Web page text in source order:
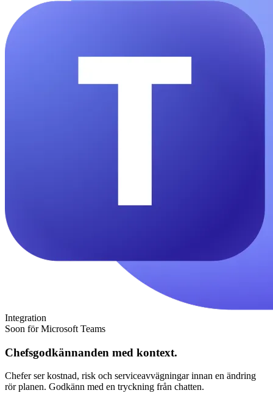
Integration
Soon för Microsoft Teams
Chefsgodkännanden med kontext.
Chefer ser kostnad, risk och serviceavvägningar innan en ändring
rör planen. Godkänn med en tryckning från chatten.